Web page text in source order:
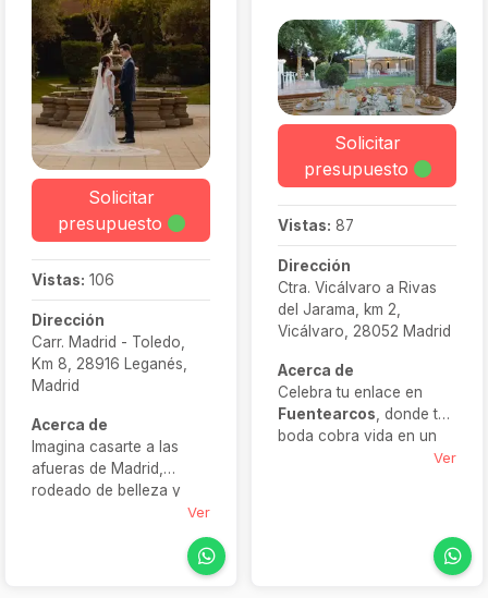
Solicitar
presupuesto
Vistas: 106
Dirección
Carr. Madrid - Toledo,
Km 8, 28916 Leganés,
Madrid
Acerca de
Imagina casarte a las
afueras de Madrid,
rodeado de belleza y
con todas las facilidades
Finca Solimpar
Ver
Solicitar
presupuesto
Vistas: 87
Dirección
Ctra. Vicálvaro a Rivas
del Jarama, km 2,
Vicálvaro, 28052 Madrid
Acerca de
Celebra tu enlace en
Fuentearcos , donde tu
boda cobra vida en un
Ver